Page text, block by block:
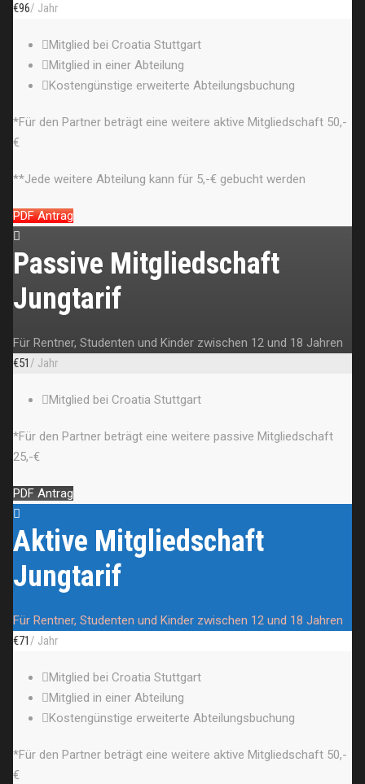
€96/ Jahr
Mitglied bei Croatia Stuttgart
Mitglied in einer Abteilung
Kostengünstige erweiterte Abteilungsbuchung
*Für den Partner beträgt eine weitere aktive Mitgliedschaft 50,-
€
**Jede weitere Abteilung kann für 5,-€ gebucht werden
PDF Antrag
Passive Mitgliedschaft
Jungtarif
Für Rentner, Studenten und Kinder zwischen 12 und 18 Jahren
€51/ Jahr
Mitglied bei Croatia Stuttgart
*Für den Partner beträgt eine weitere passive Mitgliedschaft
25,-€
PDF Antrag
Aktive Mitgliedschaft
Jungtarif
Für Rentner, Studenten und Kinder zwischen 12 und 18 Jahren
€71/ Jahr
Mitglied bei Croatia Stuttgart
Mitglied in einer Abteilung
Kostengünstige erweiterte Abteilungsbuchung
*Für den Partner beträgt eine weitere aktive Mitgliedschaft 50,-
€